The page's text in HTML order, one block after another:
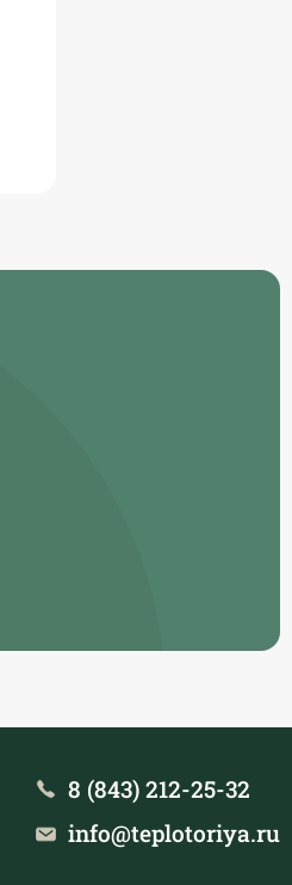
8 (843) 212-25-32
info@teplotoriya.ru